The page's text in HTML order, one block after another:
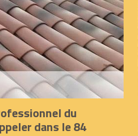
du
dans le 84